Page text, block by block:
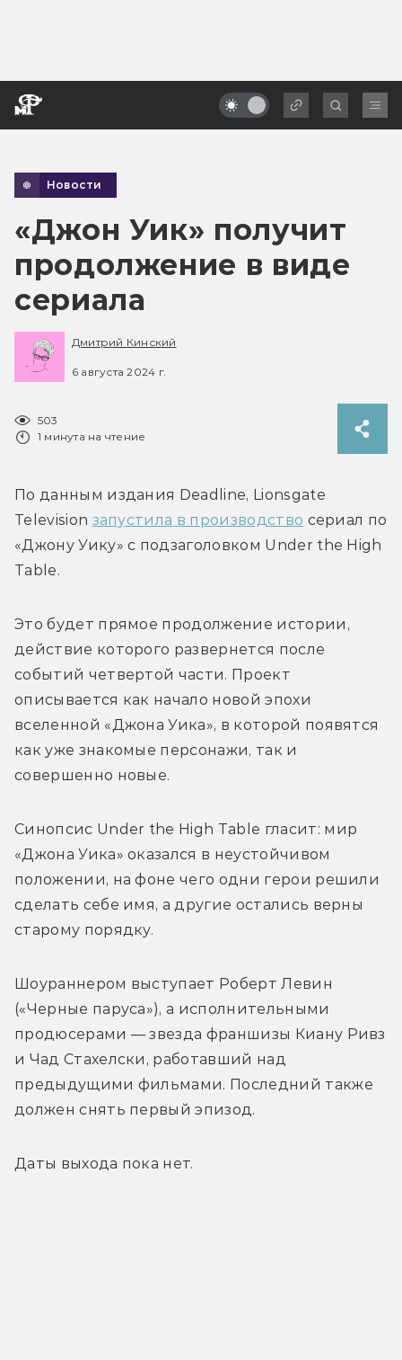
Новости
«Джон Уик» получит
продолжение в виде
сериала
Дмитрий Кинский
6 августа 2024 г.
503
1 минута на чтение
По данным издания Deadline, Lionsgate
Television запустила в производство сериал по
«Джону Уику» с подзаголовком Under the High
Table.
Это будет прямое продолжение истории,
действие которого развернется после
событий четвертой части. Проект
описывается как начало новой эпохи
вселенной «Джона Уика», в которой появятся
как уже знакомые персонажи, так и
совершенно новые.
Синопсис Under the High Table гласит: мир
«Джона Уика» оказался в неустойчивом
положении, на фоне чего одни герои решили
сделать себе имя, а другие остались верны
старому порядку.
Шоураннером выступает Роберт Левин
(«Черные паруса»), а исполнительными
продюсерами — звезда франшизы Киану Ривз
и Чад Стахелски, работавший над
предыдущими фильмами. Последний также
должен снять первый эпизод.
Даты выхода пока нет.